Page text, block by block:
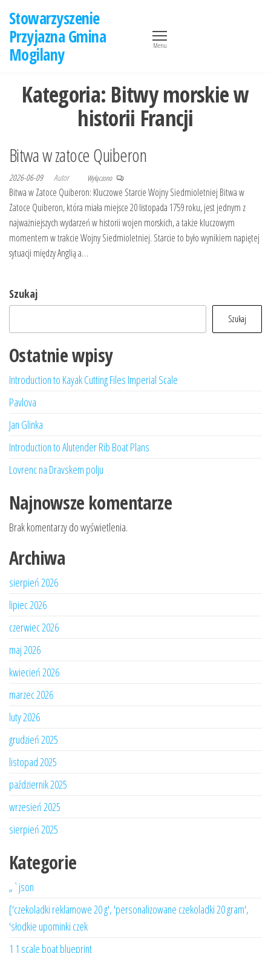
treści
Stowarzyszenie
Przyjazna Gmina
Mogilany
Menu
Kategoria: Bitwy morskie w
historii Francji
Bitwa w zatoce Quiberon
2026-06-09 Autor Wyłączono
Bitwa w Zatoce Quiberon: Kluczowe Starcie Wojny Siedmioletniej Bitwa w
Zatoce Quiberon, która miała miejsce 20 listopada 1759 roku, jest jednym z
najważniejszych wydarzeń w historii wojen morskich, a także kluczowym
momentem w trakcie Wojny Siedmioletniej. Starcie to było wynikiem napiętej
sytuacji między Anglią a…
Szukaj
Szukaj
Ostatnie wpisy
Introduction to Kayak Cutting Files Imperial Scale
Pavlova
Jan Glinka
Introduction to Alutender Rib Boat Plans
Lovrenc na Dravskem polju
Najnowsze komentarze
Brak komentarzy do wyświetlenia.
Archiwa
sierpień 2026
lipiec 2026
czerwiec 2026
maj 2026
kwiecień 2026
marzec 2026
luty 2026
grudzień 2025
listopad 2025
październik 2025
wrzesień 2025
sierpień 2025
Kategorie
„`json
['czekoladki reklamowe 20 g', 'personalizowane czekoladki 20 gram',
'słodkie upominki czek
1 1 scale boat blueprint